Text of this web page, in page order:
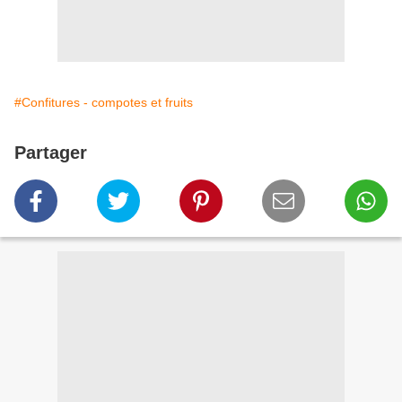
#Confitures - compotes et fruits
Partager